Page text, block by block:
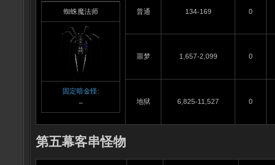
蜘蛛魔法师
固定暗金怪:
–
普通 134-169 0
噩梦 1,657-2,099 0
地狱 6,825-11,527 0
第五幕客串怪物